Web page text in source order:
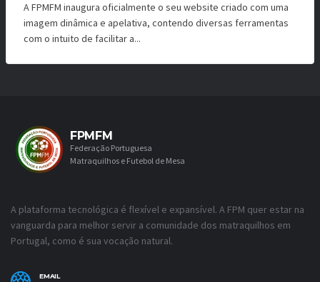
A FPMFM inaugura oficialmente o seu website criado com uma
imagem dinâmica e apelativa, contendo diversas ferramentas
com o intuito de facilitar a...
FPMFM
Federação Portuguesa
Matraquilhos e Futebol de Mesa
A plataforma tecnológica é flexível e expansível. A FPM quer estar na
vanguarda para melhor servir a comunidade dos matraquilhos em
Portugal, como é sua vocação natural.
EMAIL